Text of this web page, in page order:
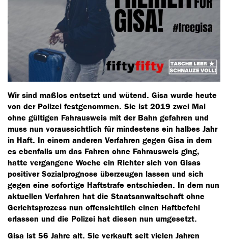
Wir sind maßlos entsetzt und wütend. Gisa wurde heute
von der Polizei festgenommen. Sie ist 2019 zwei Mal
ohne gültigen Fahrausweis mit der Bahn gefahren und
muss nun voraussichtlich für mindestens ein halbes Jahr
in Haft. In einem anderen Verfahren gegen Gisa in dem
es ebenfalls um das Fahren ohne Fahrausweis ging,
hatte vergangene Woche ein Richter sich von Gisas
positiver Sozialprognose überzeugen lassen und sich
gegen eine sofortige Haftstrafe entschieden. In dem nun
aktuellen Verfahren hat die Staatsanwaltschaft ohne
Gerichtsprozess nun offensichtlich einen Haftbefehl
erlassen und die Polizei hat diesen nun umgesetzt.
Gisa ist 56 Jahre alt. Sie verkauft seit vielen Jahren